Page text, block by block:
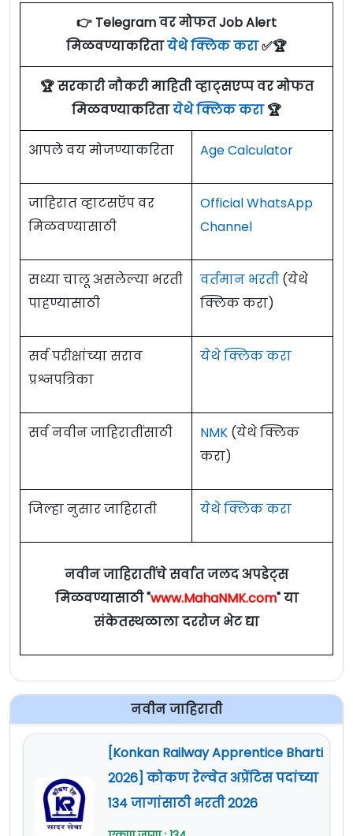
अर्ज मागवण्यात येत असून अर्ज पोहचण्याची
अंतिम दिनांक ०९ ऑगस्ट २०२१ आहे. सविस्तर
एकूण: २६ जागा
DTU Recruitment Details:
पद
क्रमांक
पदांचे नाव जागा
१
Professor
२१
Assistant
Professor
Eligibility Criteria For DTU
पद
वयाची
०१) मान्यताप्राप्त
विद्यापीठातून बी.ई. / बी.टेक
आणि एम.ई. / एम.टेक किंवा
संबंधित शाखेत समकक्ष किंवा
एमसीए किंवा पीएच.डी. ०२)
०८ वर्षे अनुभव
५०
वर्षापर्यंत
२
मान्यताप्राप्त विद्यापीठातून
बी.ई. / बी.टेक आणि एम.ई. /
एम.टेक किंवा संबंधित शाखेत
समकक्ष किंवा एमसीए किंवा
पीएच.डी.
३५
सूचना -वयाची अट :०९ ऑगस्ट २०२१ रोजी [SC/ST -
०५ वर्षे सूट, OBC - ०३ वर्षे सूट]
👉 Telegram वर मोफत Job Alert
मिळवण्याकरितायेथे क्लिक करा✅🏆
🏆 सरकारी नौकरी माहिती व्हाट्सएप्प वर मोफत
मिळवण्याकरितायेथे क्लिक करा🏆
आपले वय मोजण्याकरिता Age Calculator
जाहिरात व्हाटसऍप वर
मिळवण्यासाठी
Official WhatsApp
Channel
सध्या चालू असलेल्या भरती
पाहण्यासाठी
वर्तमान भरती (येथे
क्लिक करा)
सर्व परीक्षांच्या सराव
प्रश्नपत्रिका
येथे क्लिक करा
सर्व नवीन जाहिरातींसाठी NMK (येथे क्लिक
करा)
जिल्हा नुसार जाहिराती येथे क्लिक करा
नवीन जाहिरातींचे सर्वात जलद अपडेट्स
मिळवण्यासाठी "www.MahaNMK.com" या
संकेतस्थळाला दररोज भेट द्या
नवीन जाहिराती
[Konkan Railway Apprentice Bharti
2026] कोकण रेल्वेत अप्रेंटिस पदांच्या
134 जागांसाठी भरती 2026